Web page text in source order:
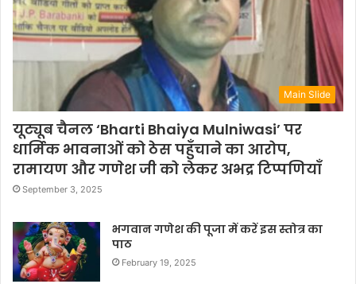
Main Slide
यूट्यूब चैनल ‘Bharti Bhaiya Mulniwasi’ पर
धार्मिक भावनाओं को ठेस पहुँचाने का आरोप,
रामायण और गणेश जी को लेकर अभद्र टिप्पणियाँ
September 3, 2025
भगवान गणेश की पूजा में करें इस स्तोत्र का
पाठ
February 19, 2025